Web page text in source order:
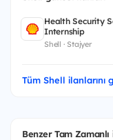
Health Security
Internship
Shell · Stajyer
Tüm Shell ilanlarını
Benzer Tam Zamanlı